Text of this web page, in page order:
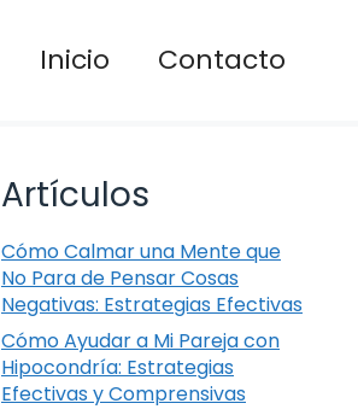
Inicio Contacto
Artículos
Cómo Calmar una Mente que
No Para de Pensar Cosas
Negativas: Estrategias Efectivas
Cómo Ayudar a Mi Pareja con
Hipocondría: Estrategias
Efectivas y Comprensivas